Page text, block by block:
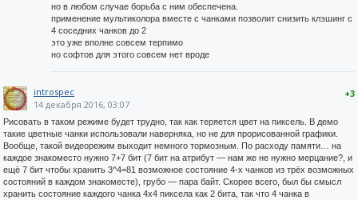
но в любом случае борьба с ним обеспечена.
применение мультиколора вместе с чанками позволит снизить клэшинг с
4 соседних чанков до 2
это уже вполне совсем терпимо
но софтов для этого совсем нет вроде
+3
introspec
14 декабря 2016, 03:07
Рисовать в таком режиме будет трудно, так как теряется цвет на пиксель. В демо
такие цветные чанки использовали наверняка, но не для прорисованной графики.
Вообще, такой видеорежим выходит немного тормозным. По расходу памяти… на
каждое знакоместо нужно 7+7 бит (7 бит на атрибут — нам же не нужно мерцание?, и
ещё 7 бит чтобы хранить 3^4=81 возможное состояние 4-х чанков из трёх возможных
состояний в каждом знакоместе), грубо — пара байт. Скорее всего, был бы смысл
хранить состояние каждого чанка 4х4 пиксела как 2 бита, так что 4 чанка в